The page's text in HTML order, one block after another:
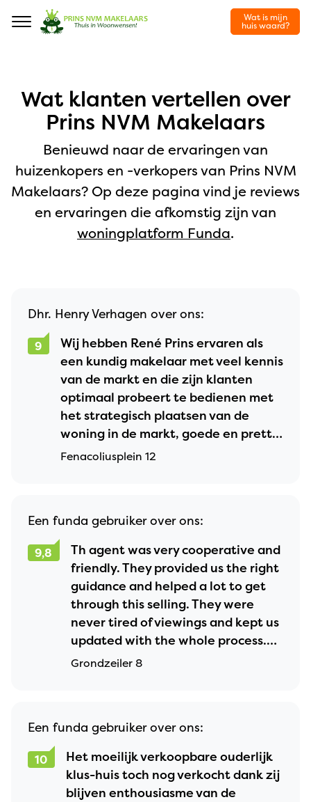
Navigation
Wat is mijn
huis waard?
Wat klanten vertellen over
Prins NVM Makelaars
Benieuwd naar de ervaringen van
huizenkopers en -verkopers van Prins NVM
Makelaars? Op deze pagina vind je reviews
en ervaringen die afkomstig zijn van
woningplatform Funda.
Dhr. Henry Verhagen over ons:
9
Wij hebben René Prins ervaren als
een kundig makelaar met veel kennis
van de markt en die zijn klanten
optimaal probeert te bedienen met
het strategisch plaatsen van de
woning in de markt, goede en prettig
verlopende communicatie.
Fenacoliusplein 12
Een funda gebruiker over ons:
9,8
Th agent was very cooperative and
friendly. They provided us the right
guidance and helped a lot to get
through this selling. They were
never tired of viewings and kept us
updated with the whole process.
We are satisfied with our choice.
Grondzeiler 8
Een funda gebruiker over ons:
10
Het moeilijk verkoopbare ouderlijk
klus-huis toch nog verkocht dank zij
blijven enthousiasme van de